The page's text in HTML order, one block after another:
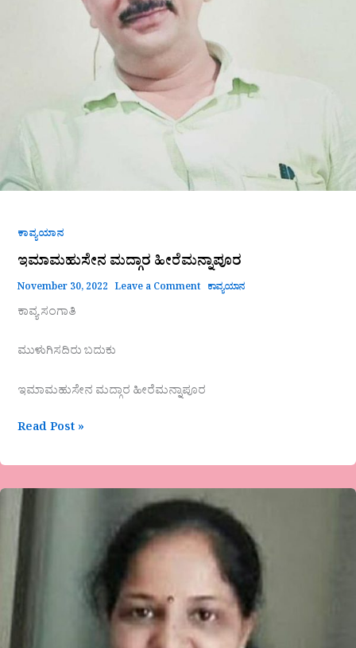
ಕಾವ್ಯಯಾನ
ಇಮಾಮಹುಸೇನ ಮದ್ಗಾರ ಹೀರೆಮನ್ನಾಪೂರ
November 30, 2022 Leave a Comment ಕಾವ್ಯಯಾನ
ಕಾವ್ಯ ಸಂಗಾತಿ
ಮುಳುಗಿಸದಿರು ಬದುಕು
ಇಮಾಮಹುಸೇನ ಮದ್ಗಾರ ಹೀರೆಮನ್ನಾಪೂರ
Read Post »
ಆಶಾ
ಯಮಕನಮರಡಿಯವರ
ಕವಿತೆ-
ಹಣತೆ